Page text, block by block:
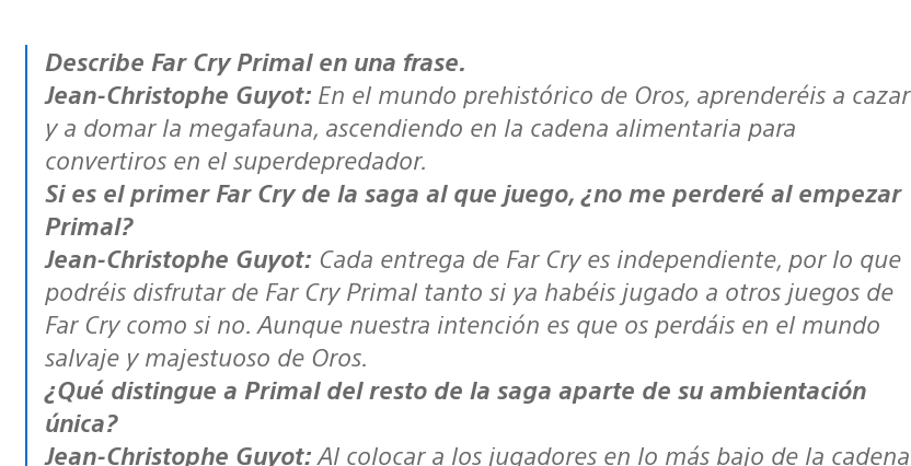
Describe Far Cry Primal en una frase.
Jean-Christophe Guyot: En el mundo prehistórico de Oros, aprenderéis a cazar
y a domar la megafauna, ascendiendo en la cadena alimentaria para
convertiros en el superdepredador.
Si es el primer Far Cryde la saga al que juego, ¿no me perderé al empezar
Primal?
Jean-Christophe Guyot: Cada entrega de Far Cryes independiente, por lo que
podréis disfrutar de Far Cry Primal tanto si ya habéis jugado a otros juegos de
Far Crycomo si no. Aunque nuestra intención es que os perdáis en el mundo
salvaje y majestuoso de Oros.
¿Qué distingue a Primaldel resto de la saga aparte de su ambientación
única?
Jean-Christophe Guyot: Al colocar a los jugadores en lo más bajo de la cadena